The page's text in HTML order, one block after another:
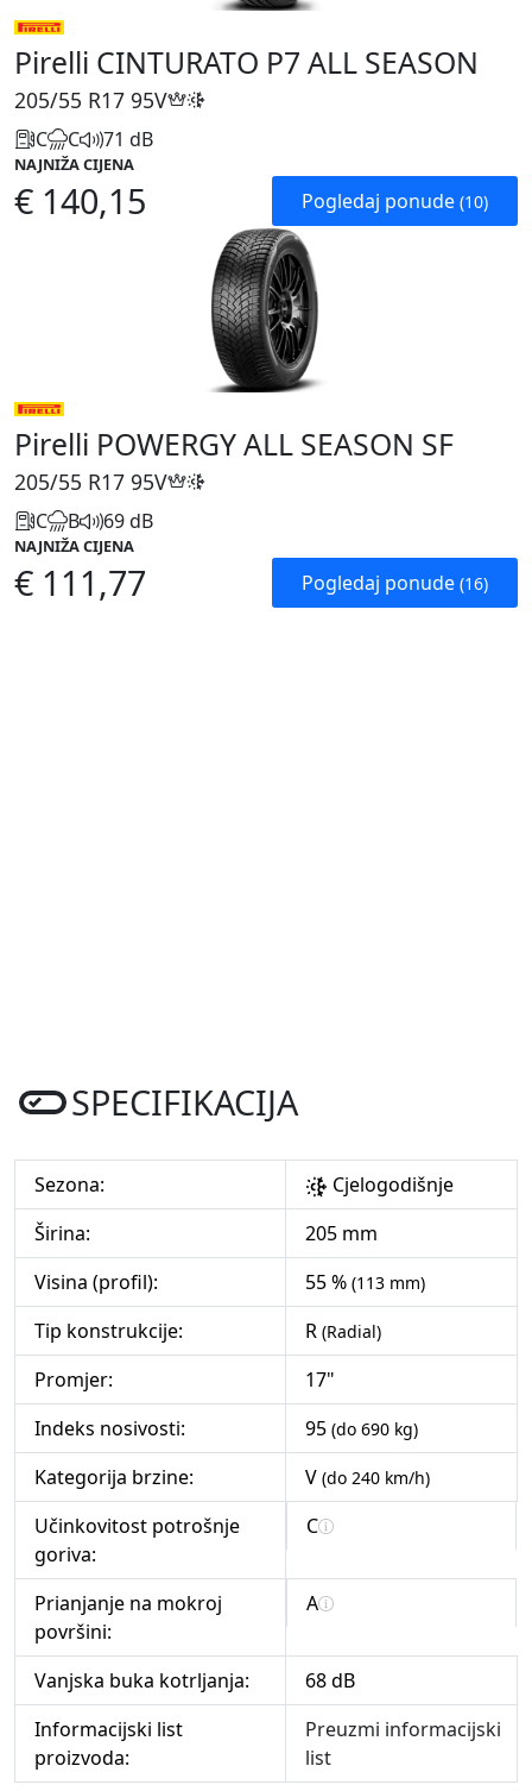
Pirelli CINTURATO P7 ALL SEASON
205/55 R17 95V
C C 71 dB
NAJNIŽA CIJENA
€ 140,15 Pogledaj ponude (10)
Pirelli POWERGY ALL SEASON SF
205/55 R17 95V
C B 69 dB
NAJNIŽA CIJENA
€ 111,77 Pogledaj ponude (16)
SPECIFIKACIJA
Sezona:
Cjelogodišnje
Širina:
205 mm
Visina (profil):
55 % (113 mm)
Tip konstrukcije: R (Radial)
Promjer:
17"
Indeks nosivosti:
95 (do 690 kg)
Kategorija brzine: V (do 240 km/h)
Učinkovitost potrošnje
goriva:
C
Prianjanje na mokroj
površini:
A
Vanjska buka kotrljanja:
68 dB
Informacijski list
proizvoda:
Preuzmi informacijski
list